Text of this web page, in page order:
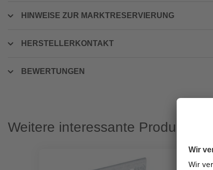
HINWEISE ZUR MARKTRESERVIERUNG
HERSTELLERKONTAKT
BEWERTUNGEN
Weitere interessante Produkte